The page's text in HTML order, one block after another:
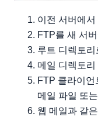
이전 서버에서
FTP를 새 서
루트 디렉토리
메일 디렉토리
FTP 클라이언
메일 파일 또
웹 메일과 같